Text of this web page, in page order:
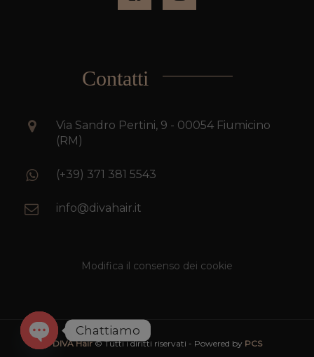
Contatti
Via Sandro Pertini, 9 - 00054 Fiumicino
(RM)
(+39) 371 381 5543
info@divahair.it
Modifica il consenso dei cookie
DIVA Hair© Tutti i diritti riservati - Powered by PCS
Chattiamo